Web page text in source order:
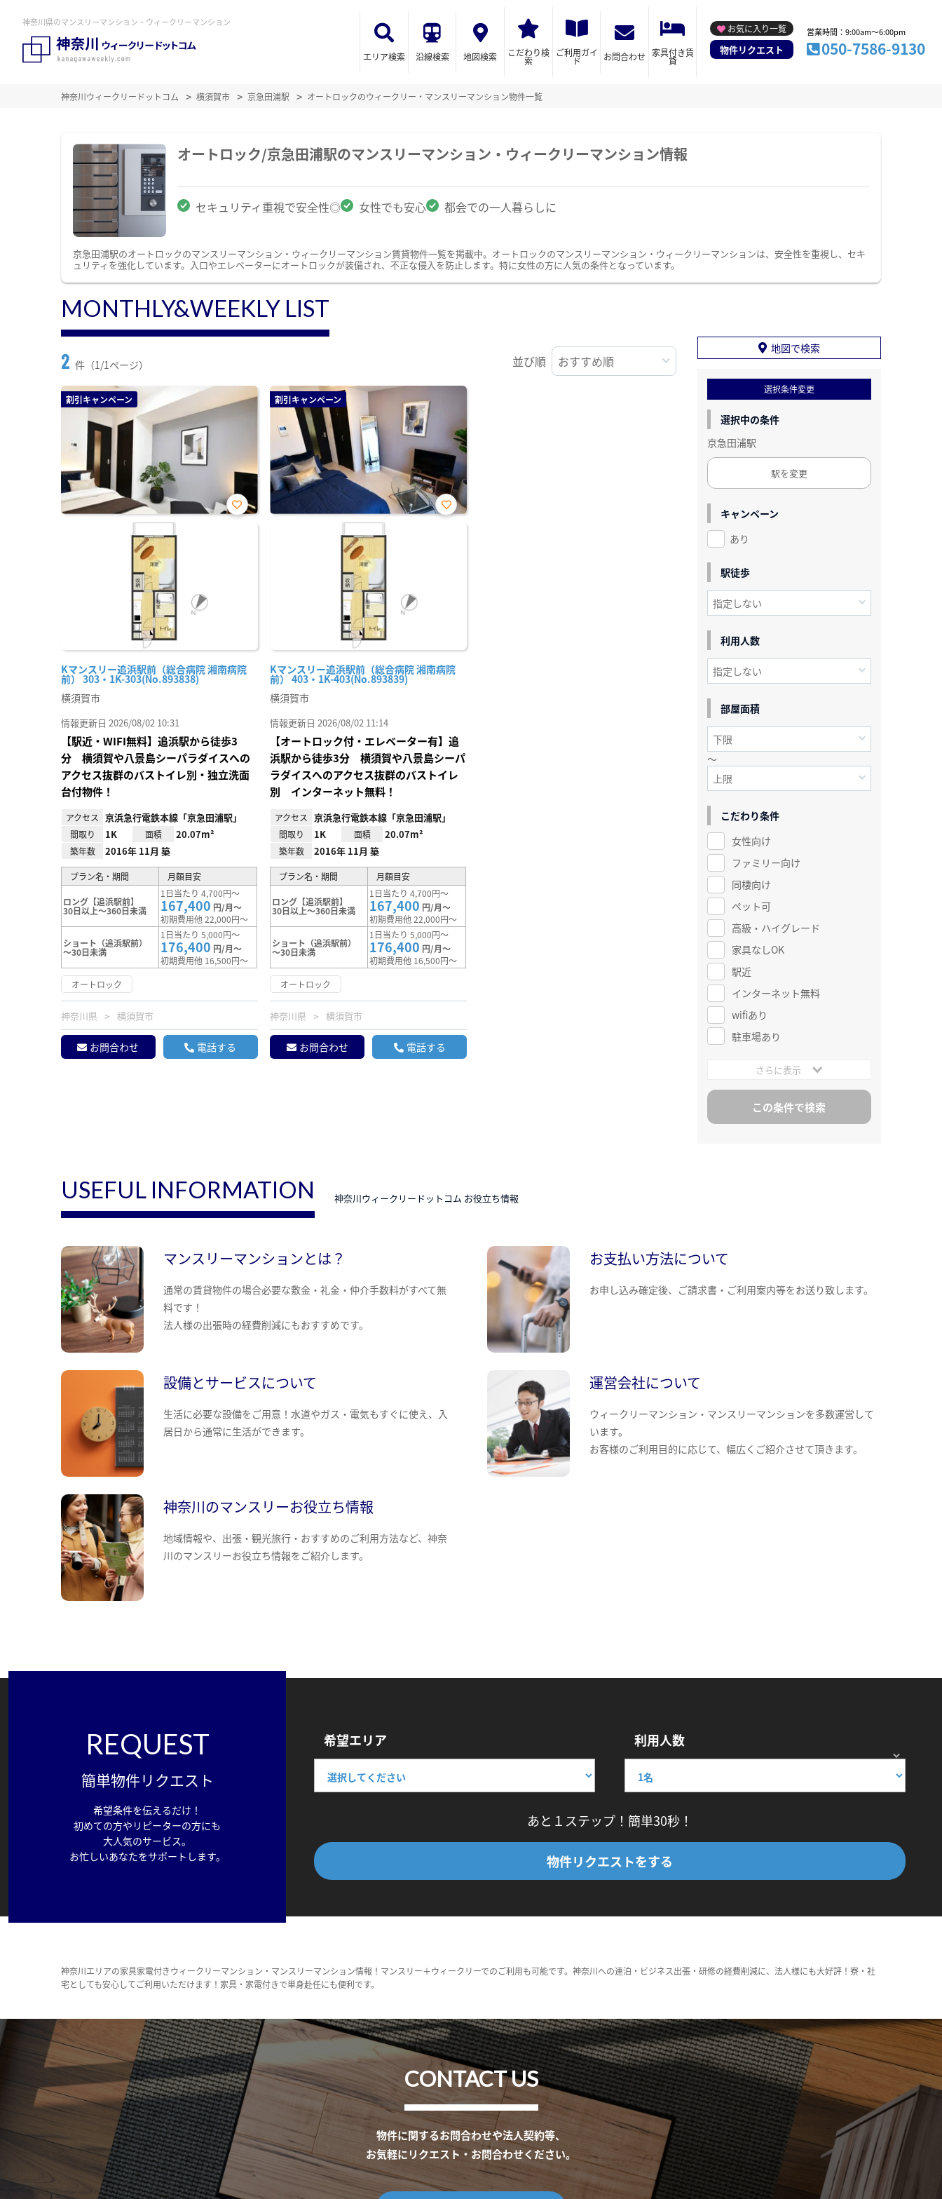
神奈川県のマンスリーマンション・ウィークリーマンション
エリア検索 沿線検索 地図検索 こだわり検
索
ご利用ガイ
ド お問合わせ 家具付き賃
貸
お気に入り一覧
物件リクエスト
営業時間：9:00am～6:00pm
050-7586-9130
神奈川ウィークリードットコム 横須賀市 京急田浦駅 オートロックのウィークリー・マンスリーマンション物件一覧
オートロック/京急田浦駅のマンスリーマンション・ウィークリーマンション情報
セキュリティ重視で安全性◎ 女性でも安心 都会での一人暮らしに
京急田浦駅のオートロックのマンスリーマンション・ウィークリーマンション賃貸物件一覧を掲載中。オートロックのマンスリーマンション・ウィークリーマンションは、安全性を重視し、セキ
ュリティを強化しています。入口やエレベーターにオートロックが装備され、不正な侵入を防止します。特に女性の方に人気の条件となっています。
MONTHLY&WEEKLY LIST
2 件（1/1ページ） 並び順
割引キャンペーン
Kマンスリー追浜駅前（総合病院 湘南病院
前） 303・1K-303(No.893838)
お気
横須賀市
情報更新日 2026/08/02 10:31
【駅近・WIFI無料】追浜駅から徒歩3
分 横須賀や八景島シーパラダイスへの
アクセス抜群のバストイレ別・独立洗面
台付物件！
アクセス 京浜急行電鉄本線「京急田浦駅」
間取り 1K 面積 20.07m²
築年数 2016年 11月 築
プラン名・期間 月額目安
ロング【追浜駅前】
30日以上～360日未満
1日当たり 4,700円～
167,400 円/月～
初期費用他 22,000円～
ショート（追浜駅前）
～30日未満
1日当たり 5,000円～
176,400 円/月～
初期費用他 16,500円～
オートロック
神奈川県 横須賀市
お問合わせ 電話する
割引キャンペーン
Kマンスリー追浜駅前（総合病院 湘南病院
前） 403・1K-403(No.893839)
お気
横須賀市
情報更新日 2026/08/02 11:14
【オートロック付・エレベーター有】追
浜駅から徒歩3分 横須賀や八景島シーパ
ラダイスへのアクセス抜群のバストイレ
別 インターネット無料！
アクセス 京浜急行電鉄本線「京急田浦駅」
間取り 1K 面積 20.07m²
築年数 2016年 11月 築
プラン名・期間 月額目安
ロング【追浜駅前】
30日以上～360日未満
1日当たり 4,700円～
167,400 円/月～
初期費用他 22,000円～
ショート（追浜駅前）
～30日未満
1日当たり 5,000円～
176,400 円/月～
初期費用他 16,500円～
オートロック
神奈川県 横須賀市
お問合わせ 電話する
地図で検索
選択条件変更
選択中の条件
京急田浦駅
駅を変更
キャンペーン
あり
駅徒歩
利用人数
部屋面積
～
こだわり条件
女性向け
ファミリー向け
同棲向け
ペット可
高級・ハイグレード
家具なしOK
駅近
インターネット無料
wifiあり
駐車場あり
さらに表示
USEFUL INFORMATION 神奈川ウィークリードットコム お役立ち情報
マンスリーマンションとは？
通常の賃貸物件の場合必要な敷金・礼金・仲介手数料がすべて無
料です！
法人様の出張時の経費削減にもおすすめです。
お支払い方法について
お申し込み確定後、ご請求書・ご利用案内等をお送り致します。
設備とサービスについて
生活に必要な設備をご用意！水道やガス・電気もすぐに使え、入
居日から通常に生活ができます。
運営会社について
ウィークリーマンション・マンスリーマンションを多数運営して
います。
お客様のご利用目的に応じて、幅広くご紹介させて頂きます。
神奈川のマンスリーお役立ち情報
地域情報や、出張・観光旅行・おすすめのご利用方法など、神奈
川のマンスリーお役立ち情報をご紹介します。
REQUEST
簡単物件リクエスト
希望条件を伝えるだけ！
初めての方やリピーターの方にも
大人気のサービス。
お忙しいあなたをサポートします。
希望エリア 利用人数
あと１ステップ！簡単30秒！
物件リクエストをする
神奈川エリアの家具家電付きウィークリーマンション・マンスリーマンション情報！マンスリー＋ウィークリーでのご利用も可能です。神奈川への連泊・ビジネス出張・研修の経費削減に、法人様にも大好評！寮・社
宅としても安心してご利用いただけます！家具・家電付きで単身赴任にも便利です。
CONTACT US
物件に関するお問合わせや法人契約等、
お気軽にリクエスト・お問合わせください。